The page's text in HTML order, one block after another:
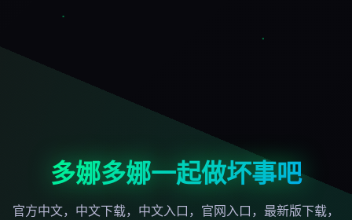
多娜多娜一起做坏事吧
官方中文，中文下载，中文入口，官网入口，最新版下载，